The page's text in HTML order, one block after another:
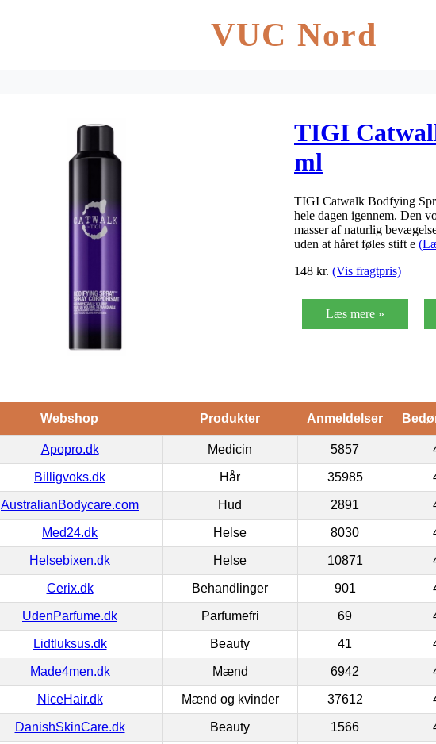
VUC Nord
TIGI
ml
TIGI Catwalk Bodfying
hele dagen igennem. Den
masser af naturlig
uden at håret føles stift e
148 kr. (Vis fragtpris)
Læs mere »
Webshop Produkter Anmeldelser
Apopro.dk Medicin 5857
Billigvoks.dk Hår 35985
AustralianBodycare.com Hud 2891
Med24.dk Helse 8030
Helsebixen.dk Helse 10871
Cerix.dk Behandlinger 901
UdenParfume.dk Parfumefri 69
Lidtluksus.dk Beauty 41
Made4men.dk Mænd 6942
NiceHair.dk Mænd og kvinder 37612
DanishSkinCare.dk Beauty 1566